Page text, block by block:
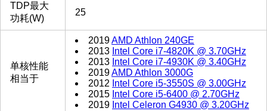
TDP最大
功耗(W)
25
单核性能
相当于
2019AMD Athlon 240GE
2013 Intel Core i7-4820K @ 3.70GHz
2013 Intel Core i7-4930K @ 3.40GHz
2019AMD Athlon 3000G
2012 Intel Core i5-3550S @ 3.00GHz
2015 Intel Core i5-6400 @ 2.70GHz
2019 Intel Celeron G4930 @ 3.20GHz